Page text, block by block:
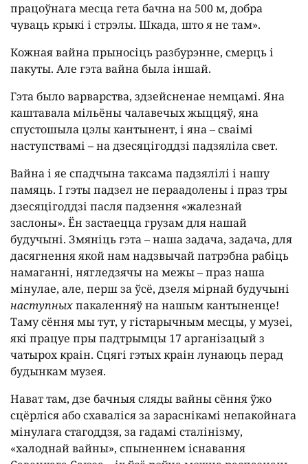
працоўнага месца гета бачна на 500 м, добра
чуваць крыкі і стрэлы. Шкада, што я не там».
Кожная вайна прыносіць разбурэнне, смерць і
пакуты. Але гэта вайна была іншай.
Гэта было варварства, здзейсненае немцамі. Яна
каштавала мільёны чалавечых жыццяў, яна
спустошыла цэлы кантынент, і яна – сваімі
наступствамі – на дзесяцігоддзі падзяліла свет.
Вайна і яе спадчына таксама падзялілі і нашу
памяць. І гэты падзел не пераадолены і праз тры
дзесяцігоддзі пасля падзення «жалезнай
заслоны». Ён застаецца грузам для нашай
будучыні. Змяніць гэта – наша задача, задача, для
дасягнення якой нам надзвычай патрэбна рабіць
намаганні, нягледзячы на межы – праз наша
мінулае, але, перш за ўсё, дзеля мірнай будучыні
наступныхпакаленняў на нашым кантыненце!
Таму сёння мы тут, у гістарычным месцы, у музеі,
які працуе пры падтрымцы 17 арганізацый з
чатырох краін. Сцягі гэтых краін лунаюць перад
будынкам музея.
Нават там, дзе бачныя сляды вайны сёння ўжо
сцёрліся або схаваліся за зараснікамі непакойнага
мінулага стагоддзя, за гадамі сталінізму,
«халоднай вайны», спыненнем існавання